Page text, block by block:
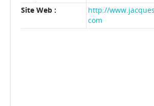
Site Web :
http://
com